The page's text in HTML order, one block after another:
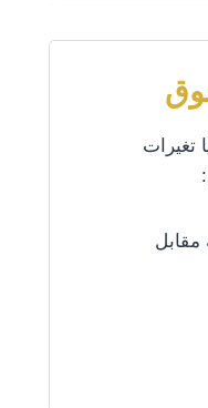
تغيرات
مقابل